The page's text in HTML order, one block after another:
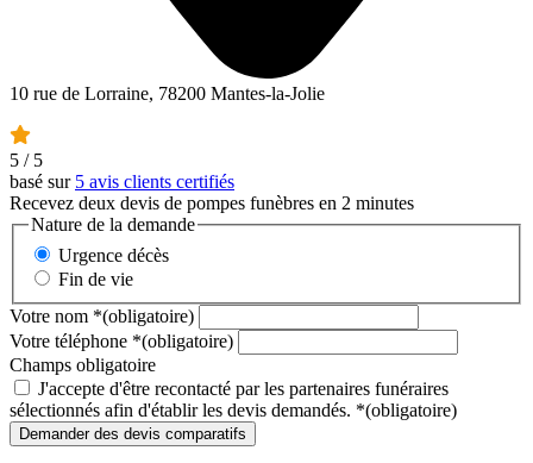
10 rue de Lorraine, 78200 Mantes-la-Jolie
5 / 5
basé sur 5 avis clients certifiés
Recevez deux devis de pompes funèbres en 2 minutes
Nature de la demande
Urgence décès
Fin de vie
Votre nom *(obligatoire)
Votre téléphone *(obligatoire)
Champs obligatoire
J'accepte d'être recontacté par les partenaires funéraires
sélectionnés afin d'établir les devis demandés. *(obligatoire)